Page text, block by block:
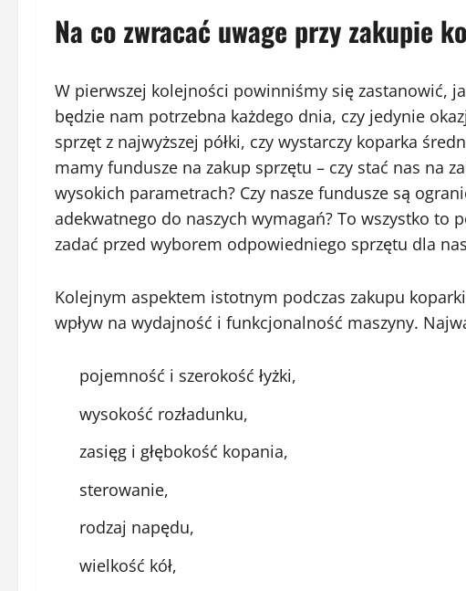
Na co zwracać uwage przy zakupie
W pierwszej kolejności powinniśmy się zastanowić,
będzie nam potrzebna każdego dnia, czy jedynie
sprzęt z najwyższej półki, czy wystarczy koparka
mamy fundusze na zakup sprzętu – czy stać nas na
wysokich parametrach? Czy nasze fundusze są
adekwatnego do naszych wymagań? To wszystko
zadać przed wyborem odpowiedniego sprzętu dla
Kolejnym aspektem istotnym podczas zakupu
wpływ na wydajność i funkcjonalność maszyny.
pojemność i szerokość łyżki,
wysokość rozładunku,
zasięg i głębokość kopania,
sterowanie,
rodzaj napędu,
wielkość kół,